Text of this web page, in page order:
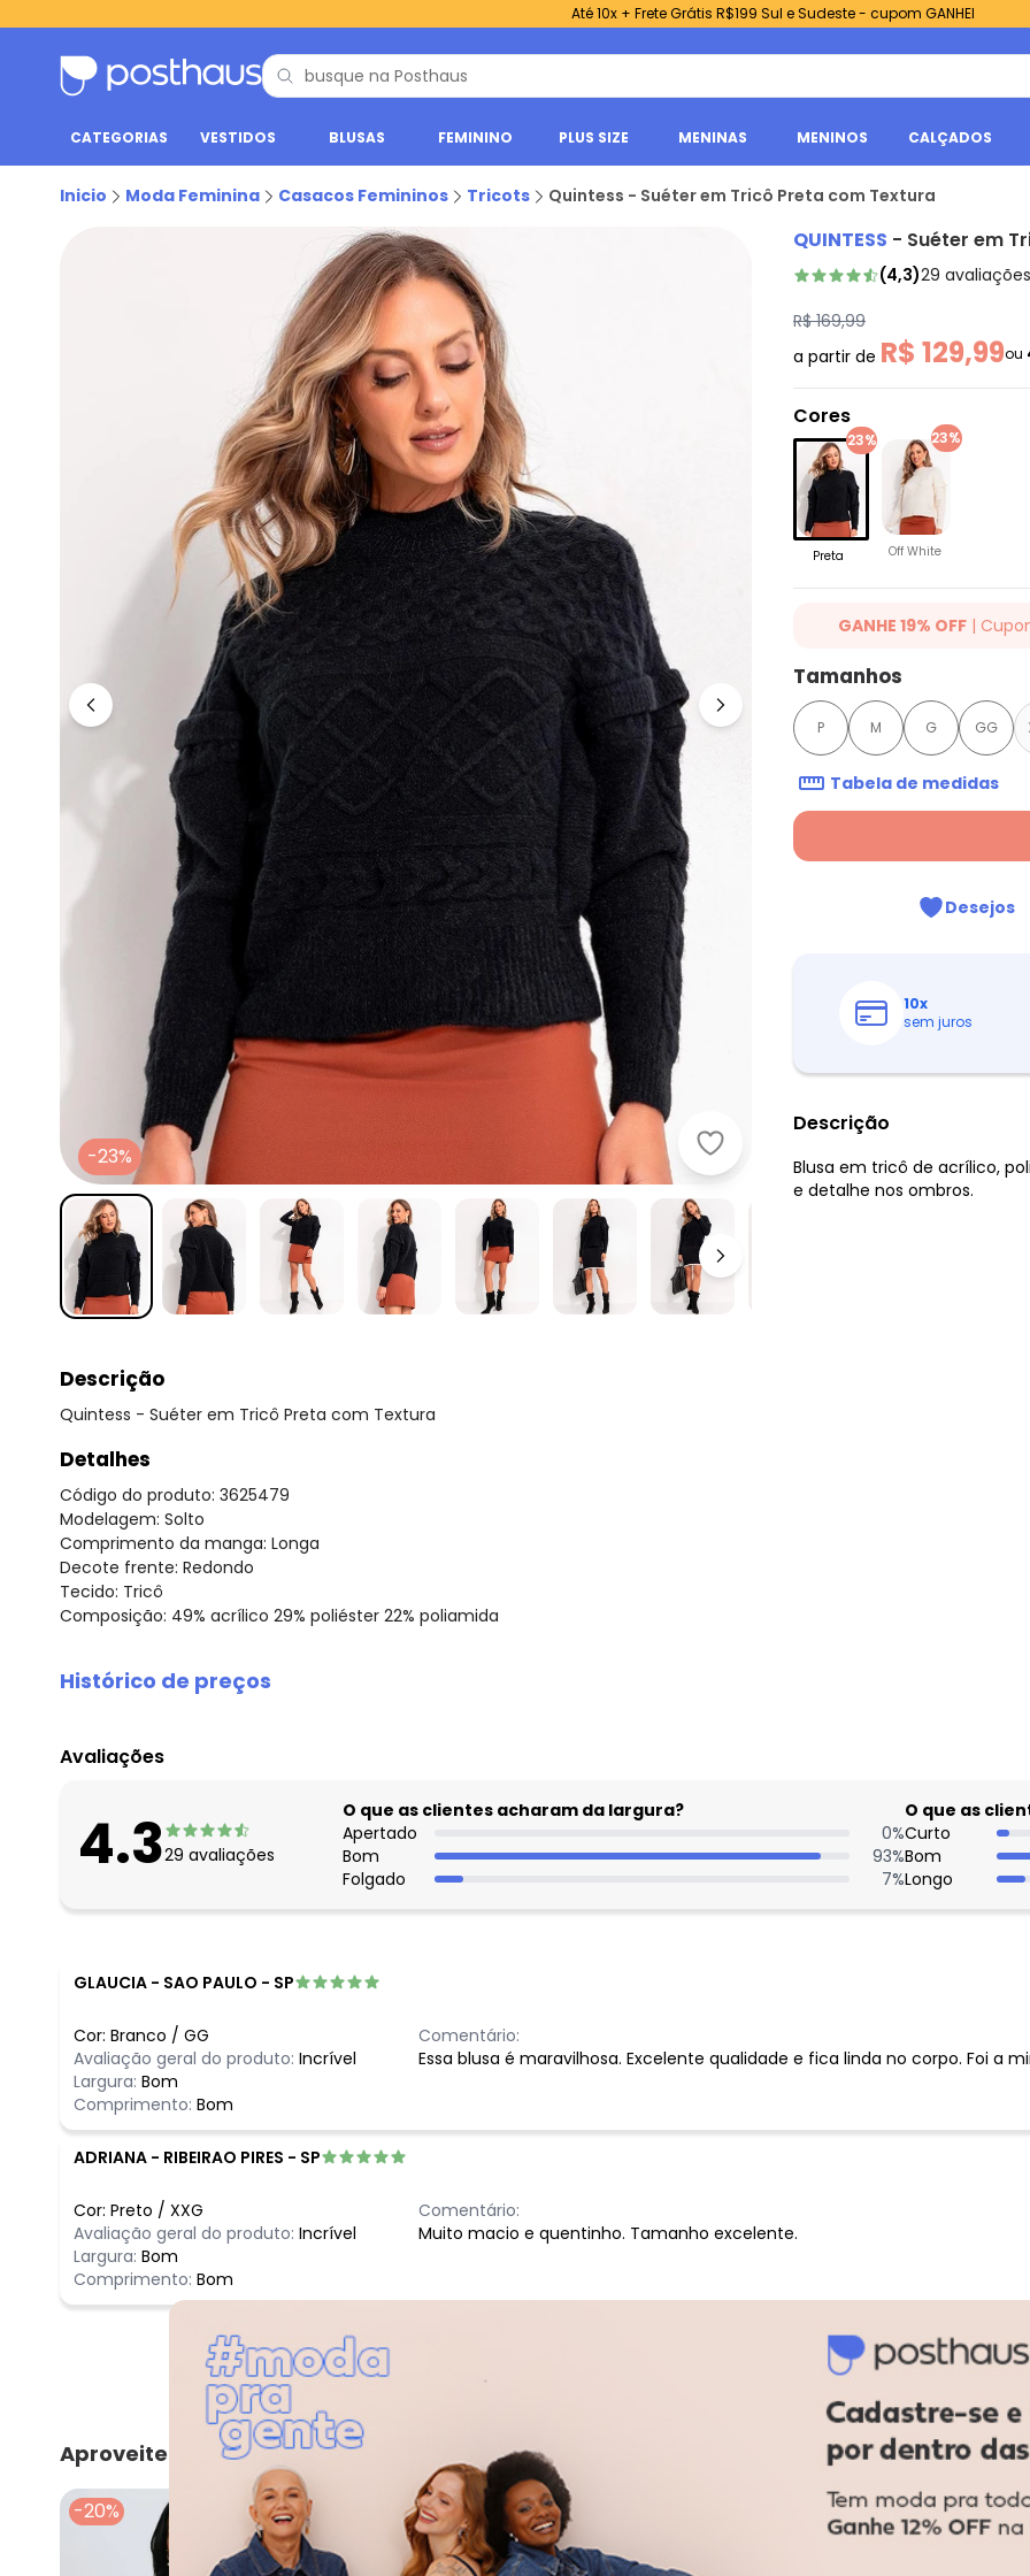
Até 10x + Frete Grátis R$199 Sul e Sudeste - cupom GANHEI
CATEGORIAS VESTIDOS BLUSAS FEMININO PLUS SIZE MENINAS MENINOS CALÇADOS
Inicio Moda Feminina Casacos Femininos Tricots Quintess - Suéter em Tricô Preta com Textura
Quintess - Suéter em Tricô Preta
-23%
QUINTESS - Suéter em
(4,3)29 avaliações
R$ 169,99
a partir de R$ 129,99ou
Cores
23%
Preta
23%
Off White
GANHE 19% OFF |
Ganhe 19% OFF Extra em
cupom: QUINTESS19. Válido
até 07/08/2026.
Tamanhos
P M G GG
Tabela de medidas
Desejos
10x
sem juros
Descrição
Blusa em tricô de acrílico,
e detalhe nos ombros.
Descrição
Quintess - Suéter em Tricô Preta com Textura
Detalhes
Código do produto: 3625479
Modelagem: Solto
Comprimento da manga: Longa
Decote frente: Redondo
Tecido: Tricô
Composição: 49% acrílico 29% poliéster 22% poliamida
Histórico de preços
agosto/2026
maio/2026
abril/2026
fevereiro/2026
Avaliações
4.329 avaliações
O que as clientes acharam da largura?
Apertado
0%
Bom
93%
Folgado
7%
O que as
Curto
Bom
Longo
GLAUCIA - SAO PAULO - SP
Cor: Branco / GG
Avaliação geral do produto: Incrível
Largura: Bom
Comprimento: Bom
Comentário:
Essa blusa é maravilhosa. Excelente qualidade e fica linda no corpo. Foi a
ADRIANA - RIBEIRAO PIRES - SP
Cor: Preto / XXG
Avaliação geral do produto: Incrível
Largura: Bom
Comprimento: Bom
Comentário:
Muito macio e quentinho. Tamanho excelente.
Ver todas as avaliações
Aproveite e compre junto
-20% -20% -20%